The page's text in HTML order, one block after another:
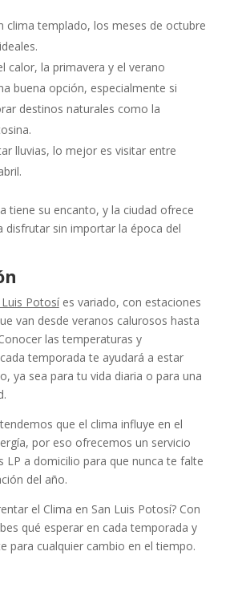
clima templado, los meses de octubre
calor, la primavera y el verano
buena opción, especialmente si
destinos naturales como la
lluvias, lo mejor es visitar entre
tiene su encanto, y la ciudad ofrece
disfrutar sin importar la época del
Potosíes variado, con estaciones
van desde veranos calurosos hasta
las temperaturas y
temporada te ayudará a estar
ya sea para tu vida diaria o para una
que el clima influye en el
por eso ofrecemos un servicio
LP a domicilio para que nunca te falte
del año.
el Clima en San Luis Potosí? Con
qué esperar en cada temporada y
para cualquier cambio en el tiempo.